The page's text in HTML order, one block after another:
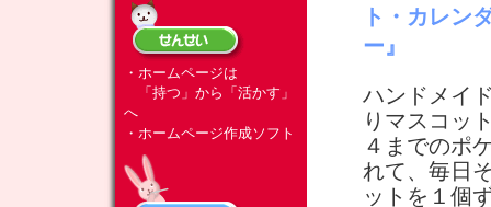
・ホームページは
「持つ」から「活かす」
へ
・ホームページ作成ソフト
ト・カレン
ー』
ハンドメイ
りマスコッ
４までのポ
れて、毎日
ットを１個